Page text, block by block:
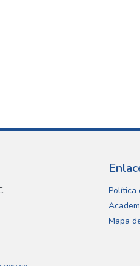
Política
Mapa